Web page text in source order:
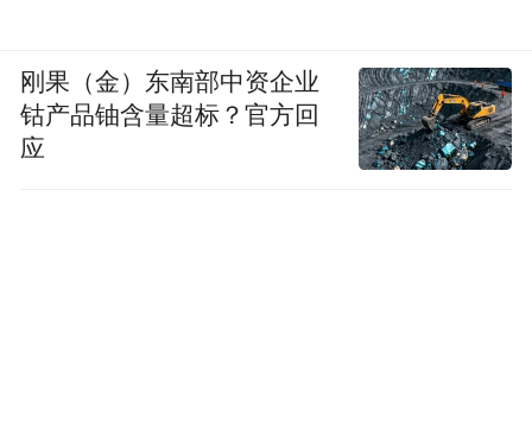
刚果（金）东南部中资企业
钴产品铀含量超标？官方回
应